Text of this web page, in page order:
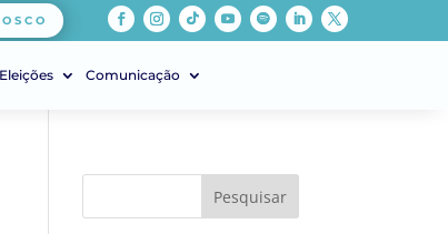
Comunicação
Pesquisar